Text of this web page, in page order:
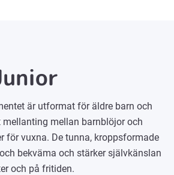
är utformat för äldre barn och
mellan barnblöjor och
för vuxna. De tunna, kroppsformade
bekväma och stärker självkänslan
och på fritiden.